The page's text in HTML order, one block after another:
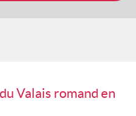
Valais romand en